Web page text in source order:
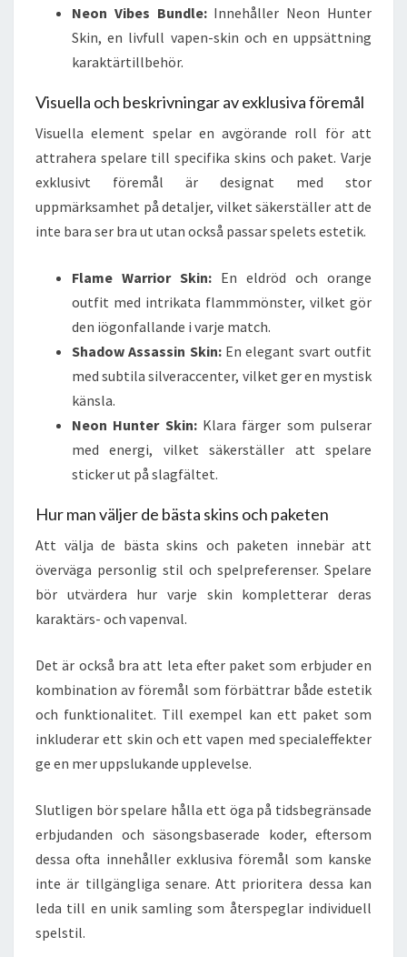
Neon Vibes Bundle:Innehåller Neon Hunter
Skin, en livfull vapen-skin och en uppsättning
karaktärtillbehör.
Visuella och beskrivningar av exklusiva föremål
Visuella element spelar en avgörande roll för att
attrahera spelare till specifika skins och paket. Varje
exklusivt föremål är designat med stor
uppmärksamhet på detaljer, vilket säkerställer att de
inte bara ser bra ut utan också passar spelets estetik.
Flame Warrior Skin: En eldröd och orange
outfit med intrikata flammmönster, vilket gör
den iögonfallande i varje match.
Shadow Assassin Skin:En elegant svart outfit
med subtila silveraccenter, vilket ger en mystisk
känsla.
Neon Hunter Skin:Klara färger som pulserar
med energi, vilket säkerställer att spelare
sticker ut på slagfältet.
Hur man väljer de bästa skins och paketen
Att välja de bästa skins och paketen innebär att
överväga personlig stil och spelpreferenser. Spelare
bör utvärdera hur varje skin kompletterar deras
karaktärs- och vapenval.
Det är också bra att leta efter paket som erbjuder en
kombination av föremål som förbättrar både estetik
och funktionalitet. Till exempel kan ett paket som
inkluderar ett skin och ett vapen med specialeffekter
ge en mer uppslukande upplevelse.
Slutligen bör spelare hålla ett öga på tidsbegränsade
erbjudanden och säsongsbaserade koder, eftersom
dessa ofta innehåller exklusiva föremål som kanske
inte är tillgängliga senare. Att prioritera dessa kan
leda till en unik samling som återspeglar individuell
spelstil.